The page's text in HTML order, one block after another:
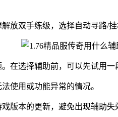
放双手练级，选择自动寻路/
在选择辅助前，可以先试用一
使用或功能异常的情况。
版本的更新，避免出现辅助失